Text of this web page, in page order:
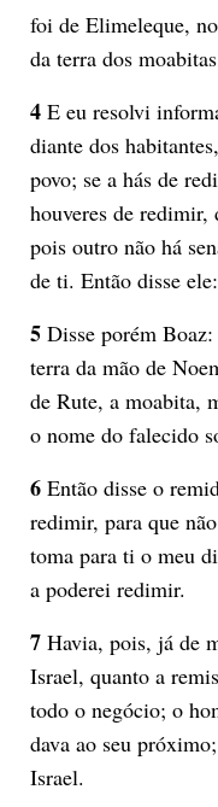
foi de Elimeleque,
da terra dos
4E eu resolvi
diante dos
povo; se a hás de
houveres de redimir,
pois outro não há
de ti. Então disse
5Disse porém Boaz:
terra da mão de
de Rute, a moabita,
o nome do falecido
6Então disse o
redimir, para que
toma para ti o meu
a poderei redimir.
7Havia, pois, já de
Israel, quanto a
todo o negócio; o
dava ao seu
Israel.